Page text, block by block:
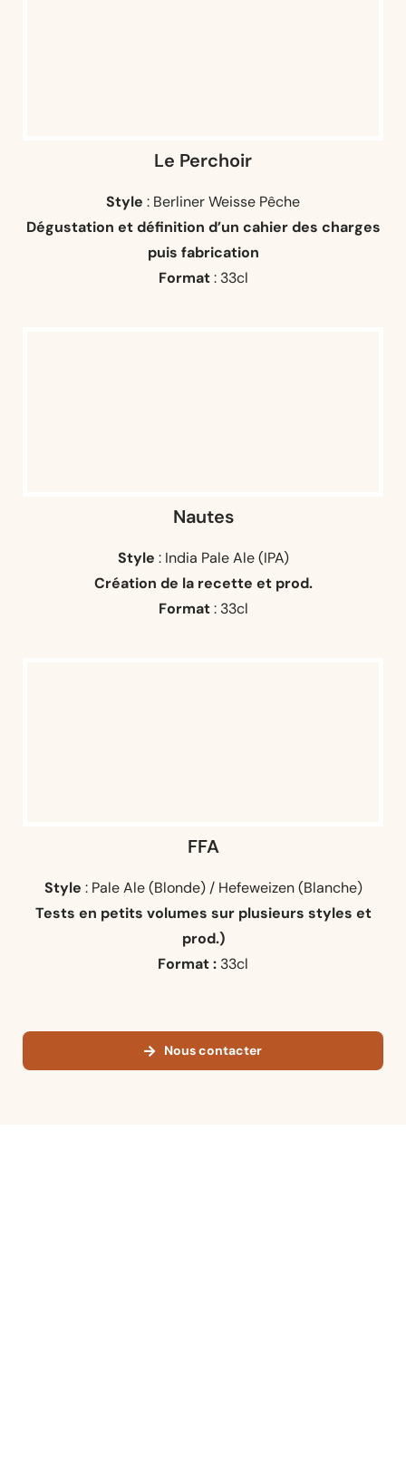
Le Perchoir
Style : Berliner Weisse Pêche
Dégustation et définition d’un cahier des charges
puis fabrication
Format: 33cl
Nautes
Style : India Pale Ale (IPA)
Création de la recette et prod.
Format: 33cl
FFA
Style : Pale Ale (Blonde) / Hefeweizen (Blanche)
Tests en petits volumes sur plusieurs styles et
prod.)
Format : 33cl
Nous contacter